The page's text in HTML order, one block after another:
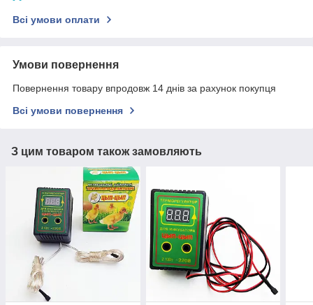
Всі умови оплати
Умови повернення
Повернення товару впродовж 14 днів за рахунок покупця
Всі умови повернення
З цим товаром також замовляють